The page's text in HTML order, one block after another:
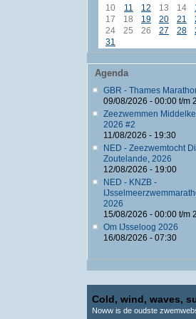
10
11 12 13 14
17
18 19 20 21
24
25 26 27 28
31
Agenda
GBR - Thames
09/08/2026 - 00:00t/m
Zeezwemmen
2026 #2
11/08/2026 - 19:30
NED - Zeezwemtocht
Zoutelande, 2026
12/08/2026 - 19:00
NED - KNZB -
2026
15/08/2026 - 00:00t/m
Om IJsseloog 2026
16/08/2026 - 07:30
Cold, wind, waves,
Noww is de oudste